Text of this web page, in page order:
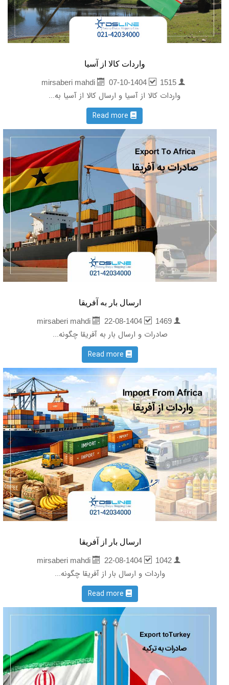
واردات کالا از آسیا
mirsaberi mahdi
07-10-1404 1515
واردات کالا از آسیا و ارسال کالا از آسیا به...
ارسال بار به آفریقا
mirsaberi mahdi
22-08-1404 1469
صادرات و ارسال بار به آفریقا چگونه...
Read more
ارسال بار از آفریقا
mirsaberi mahdi
22-08-1404 1042
واردات و ارسال بار از آفریقا چگونه...
Read more